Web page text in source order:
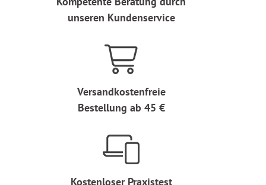
unseren Kundenservice
Versandkostenfreie
Bestellung ab 45 €
Kostenloser Praxistest